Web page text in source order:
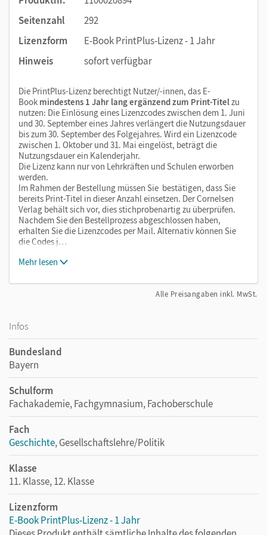
Seitenzahl
292
Lizenzform
E-Book PrintPlus-Lizenz - 1 Jahr
Hinweis
sofort verfügbar
Die PrintPlus-Lizenz berechtigt Nutzer/-innen, das E-
Book mindestens 1 Jahr lang ergänzend zum Print-Titelzu
nutzen: Die Einlösung eines Lizenzcodes zwischen dem 1. Juni
und 30. September eines Jahres verlängert die Nutzungsdauer
bis zum 30. September des Folgejahres. Wird ein Lizenzcode
zwischen 1. Oktober und 31. Mai eingelöst, beträgt die
Nutzungsdauer ein Kalenderjahr.
Die Lizenz kann nur von Lehrkräften und Schulen erworben
werden.
Im Rahmen der Bestellung müssen Sie bestätigen, dass Sie
bereits Print-Titel in dieser Anzahl einsetzen. Der Cornelsen
Verlag behält sich vor, dies stichprobenartig zu überprüfen.
Nachdem Sie den Bestellprozess abgeschlossen haben,
erhalten Sie die Lizenzcodes per Mail. Alternativ können Sie
die Codes j…
Mehr lesen
Alle Preisangaben inkl. MwSt.
Infos
Bundesland
Bayern
Schulform
Fachakademie, Fachgymnasium, Fachoberschule
Fach
Geschichte, Gesellschaftslehre/Politik
Klasse
11. Klasse, 12. Klasse
Lizenzform
E-Book PrintPlus-Lizenz - 1 Jahr